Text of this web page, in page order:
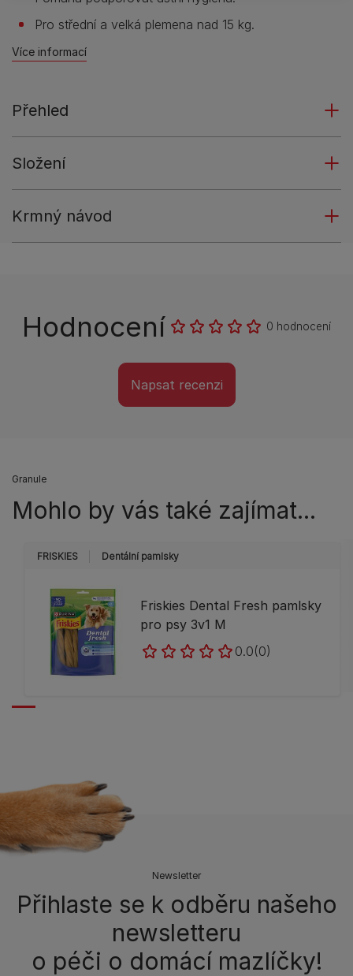
Pro střední a velká plemena nad 15 kg.
Více informací
Přehled
Složení
Krmný návod
Hodnocení 0 hodnocení
Napsat recenzi
Granule
Mohlo by vás také zajímat...
FRISKIES Dentální pamlsky
Friskies Dental Fresh pamlsky
pro psy 3v1 M
0.0(0)
Newsletter
Přihlaste se k odběru našeho
newsletteru
o péči o domácí mazlíčky!